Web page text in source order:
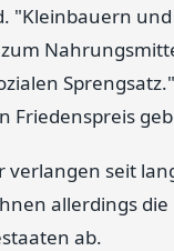
"Kleinbauern und
Friedenspreis
verlangen seit
allerdings
ab.